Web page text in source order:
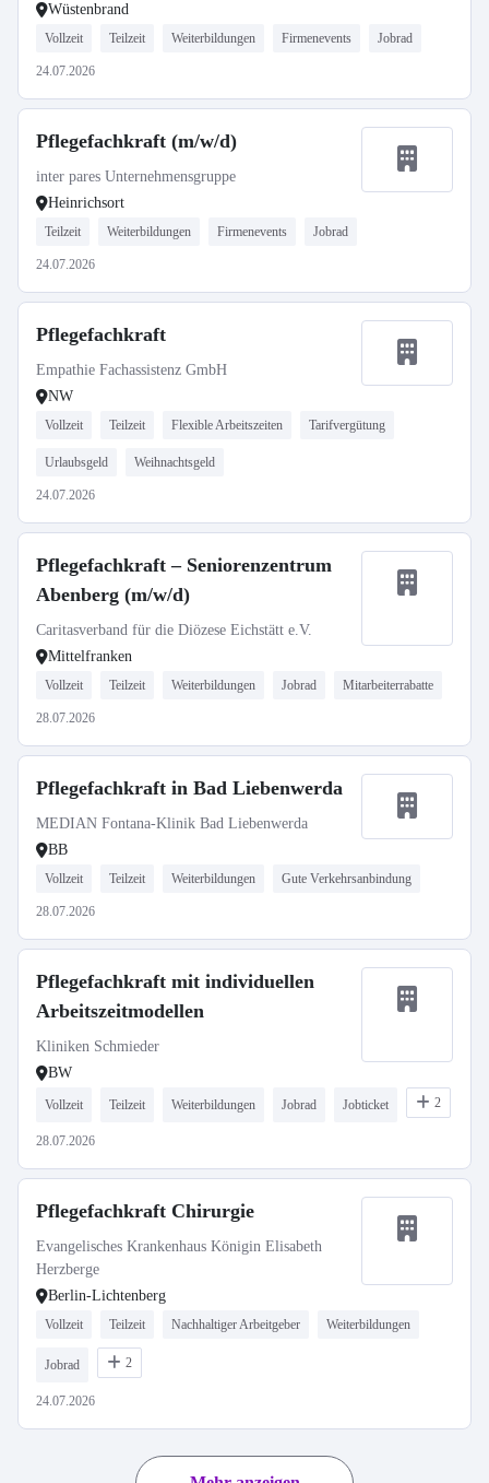
Wüstenbrand
Vollzeit Teilzeit Weiterbildungen Firmenevents Jobrad
24.07.2026
Pflegefachkraft (m/w/d)
inter pares Unternehmensgruppe
Heinrichsort
Teilzeit Weiterbildungen Firmenevents Jobrad
24.07.2026
Pflegefachkraft
Empathie Fachassistenz GmbH
NW
Vollzeit Teilzeit Flexible Arbeitszeiten Tarifvergütung
Urlaubsgeld Weihnachtsgeld
24.07.2026
Pflegefachkraft – Seniorenzentrum
Abenberg (m/w/d)
Caritasverband für die Diözese Eichstätt e.V.
Mittelfranken
Vollzeit Teilzeit Weiterbildungen Jobrad Mitarbeiterrabatte
28.07.2026
Pflegefachkraft in Bad Liebenwerda
MEDIAN Fontana-Klinik Bad Liebenwerda
BB
Vollzeit Teilzeit Weiterbildungen Gute Verkehrsanbindung
28.07.2026
Pflegefachkraft mit individuellen
Arbeitszeitmodellen
Kliniken Schmieder
BW
Vollzeit Teilzeit Weiterbildungen Jobrad Jobticket 2
28.07.2026
Pflegefachkraft Chirurgie
Evangelisches Krankenhaus Königin Elisabeth
Herzberge
Berlin-Lichtenberg
Vollzeit Teilzeit Nachhaltiger Arbeitgeber Weiterbildungen
Jobrad 2
24.07.2026